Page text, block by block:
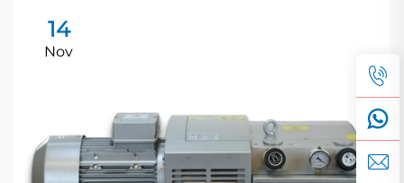
14
Nov